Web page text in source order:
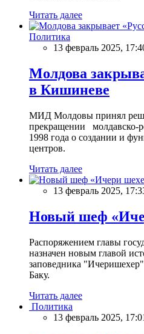
Читать далее
Политика
13 февраль 2025,
Молдова
в Кишиневе
МИД Молдовы принял
прекращении молдавско-
1998 года о создании и
центров.
Читать далее
13 февраль 2025,
Новый шеф
Распоряжением главы
назначен новым главой
заповедника "Ичеришехер"
Баку.
Читать далее
Политика
13 февраль 2025,